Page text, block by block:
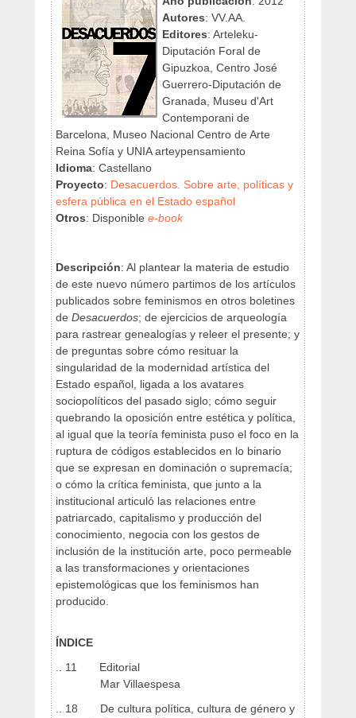
Autores: VV.AA.
Editores: Arteleku-
Diputación Foral de
Gipuzkoa, Centro José
Guerrero-Diputación de
Granada, Museu d'Art
Contemporani de
Barcelona, Museo Nacional Centro de Arte
Reina Sofía y UNIA arteypensamiento
Idioma: Castellano
Proyecto: Desacuerdos. Sobre arte, políticas y
esfera pública en el Estado español
Otros: Disponible e-book
Descripción: Al plantear la materia de estudio
de este nuevo número partimos de los artículos
publicados sobre feminismos en otros boletines
de Desacuerdos; de ejercicios de arqueología
para rastrear genealogías y releer el presente; y
de preguntas sobre cómo resituar la
singularidad de la modernidad artística del
Estado español, ligada a los avatares
sociopolíticos del pasado siglo; cómo seguir
quebrando la oposición entre estética y política,
al igual que la teoría feminista puso el foco en la
ruptura de códigos establecidos en lo binario
que se expresan en dominación o supremacía;
o cómo la crítica feminista, que junto a la
institucional articuló las relaciones entre
patriarcado, capitalismo y producción del
conocimiento, negocia con los gestos de
inclusión de la institución arte, poco permeable
a las transformaciones y orientaciones
epistemológicas que los feminismos han
producido.
ÍNDICE
.. 11 Editorial
Mar Villaespesa
.. 18 De cultura política, cultura de género y